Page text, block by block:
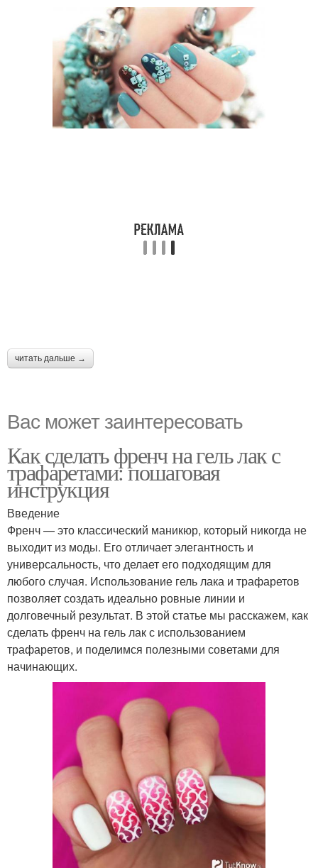
читать дальше →
Вас может заинтересовать
Как сделать френч на гель лак с
трафаретами: пошаговая
инструкция
Введение
Френч — это классический маникюр, который никогда не
выходит из моды. Его отличает элегантность и
универсальность, что делает его подходящим для
любого случая. Использование гель лака и трафаретов
позволяет создать идеально ровные линии и
долговечный результат. В этой статье мы расскажем, как
сделать френч на гель лак с использованием
трафаретов, и поделимся полезными советами для
начинающих.